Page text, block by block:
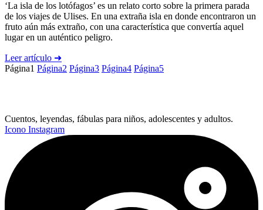
‘La isla de los lotófagos’ es un relato corto sobre la primera parada
de los viajes de Ulises. En una extraña isla en donde encontraron un
fruto aún más extraño, con una característica que convertía aquel
lugar en un auténtico peligro.
Leer artículo ➜
Página1 Página2 Página3 Página4 Página5
Cuentos, leyendas, fábulas para niños, adolescentes y adultos.
Icono Instagram